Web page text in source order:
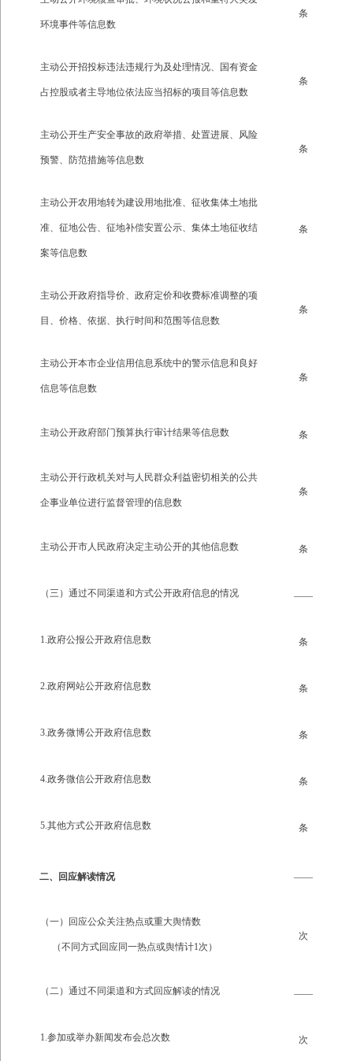
环境事件等信息数
条
主动公开招投标违法违规行为及处理情况、国有资金
占控股或者主导地位依法应当招标的项目等信息数
条
主动公开生产安全事故的政府举措、处置进展、风险
预警、防范措施等信息数
条
主动公开农用地转为建设用地批准、征收集体土地批
准、征地公告、征地补偿安置公示、集体土地征收结
案等信息数
条
主动公开政府指导价、政府定价和收费标准调整的项
目、价格、依据、执行时间和范围等信息数
条
主动公开本市企业信用信息系统中的警示信息和良好
信息等信息数
条
主动公开政府部门预算执行审计结果等信息数 条
主动公开行政机关对与人民群众利益密切相关的公共
企事业单位进行监督管理的信息数
条
主动公开市人民政府决定主动公开的其他信息数 条
（三）通过不同渠道和方式公开政府信息的情况 ——
1.政府公报公开政府信息数 条
2.政府网站公开政府信息数 条
3.政务微博公开政府信息数 条
4.政务微信公开政府信息数 条
5.其他方式公开政府信息数 条
二、回应解读情况 ——
（一）回应公众关注热点或重大舆情数
（不同方式回应同一热点或舆情计1次）
次
（二）通过不同渠道和方式回应解读的情况 ——
1.参加或举办新闻发布会总次数 次